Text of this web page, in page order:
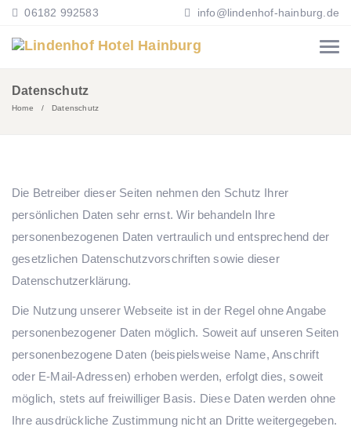
06182 992583 info@lindenhof-hainburg.de
Datenschutz
Home Datenschutz
Die Betreiber dieser Seiten nehmen den Schutz Ihrer
persönlichen Daten sehr ernst. Wir behandeln Ihre
personenbezogenen Daten vertraulich und entsprechend der
gesetzlichen Datenschutzvorschriften sowie dieser
Datenschutzerklärung.
Die Nutzung unserer Webseite ist in der Regel ohne Angabe
personenbezogener Daten möglich. Soweit auf unseren Seiten
personenbezogene Daten (beispielsweise Name, Anschrift
oder E-Mail-Adressen) erhoben werden, erfolgt dies, soweit
möglich, stets auf freiwilliger Basis. Diese Daten werden ohne
Ihre ausdrückliche Zustimmung nicht an Dritte weitergegeben.